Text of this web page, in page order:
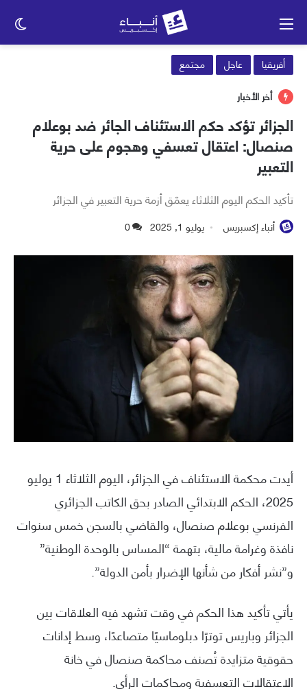
أفريقيا عاجل
مجتمع
أخر الأخبار
الجزائر تؤكد حكم الاستئناف الجائر ضد بوعلام
صنصال: اعتقال تعسفي وهجوم على حرية
التعبير
تأكيد الحكم اليوم الثلاثاء يعمّق أزمة حرية التعبير في الجزائر
أنباء إكسبريس يوليو 1, 2025 0
أيدت محكمة الاستئناف في الجزائر، اليوم الثلاثاء 1 يوليو
2025، الحكم الابتدائي الصادر بحق الكاتب الجزائري
الفرنسي بوعلام صنصال، والقاضي بالسجن خمس سنوات
نافذة وغرامة مالية، بتهمة “المساس بالوحدة الوطنية”
و”نشر أفكار من شأنها الإضرار بأمن الدولة”.
يأتي تأكيد هذا الحكم في وقت تشهد فيه العلاقات بين
الجزائر وباريس توترًا دبلوماسيًا متصاعدًا، وسط إدانات
حقوقية متزايدة تُصنف محاكمة صنصال في خانة
الاعتقالات التعسفية ومحاكمات الرأي.